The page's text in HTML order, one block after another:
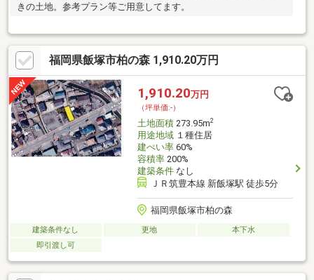
きの土地。参考プラン等ご用意してます。
福岡県飯塚市柏の森 1,910.20万円
1,910.20万円
（坪単価:-）
土地面積273.95m2
用途地域１種住居
建ぺい率60%
容積率200%
建築条件なし
ＪＲ筑豊本線 新飯塚駅 徒歩5分
福岡県飯塚市柏の森
建築条件なし 更地
本下水
即引渡し可